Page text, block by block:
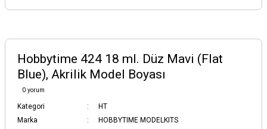
Hobbytime 424 18 ml. Düz Mavi (Flat
Blue), Akrilik Model Boyası
0 yorum
Kategori
HT
Marka
HOBBYTIME MODELKITS